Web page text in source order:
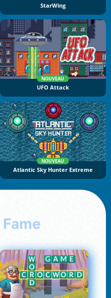
StarWing
NOUVEAU
UFO Attack
NOUVEAU
Atlantic Sky Hunter Extreme
Fame